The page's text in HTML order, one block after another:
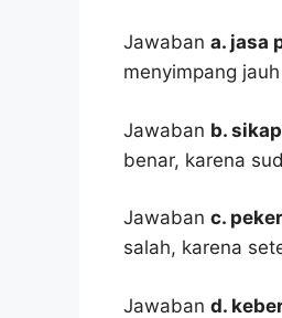
Jawaban a. jasa
menyimpang
Jawaban b.
benar, karena
Jawaban c.
salah, karena
Jawaban d.